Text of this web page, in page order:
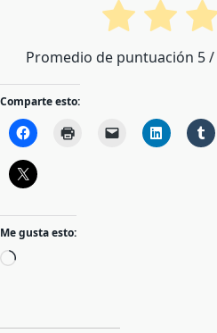
Promedio de puntuación 5/
Comparte esto:
Me gusta esto: